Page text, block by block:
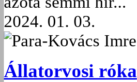
2024. 01. 03.
Para-Kovács Imre
Állatorvosi róka